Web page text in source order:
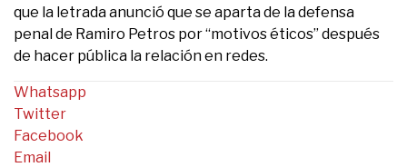
que la letrada anunció que se aparta de la defensa
penal de Ramiro Petros por “motivos éticos” después
de hacer pública la relación en redes.
Whatsapp
Twitter
Facebook
Email